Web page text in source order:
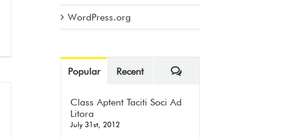
WordPress.org
Popular Recent Comments
Class Aptent Taciti Soci Ad
Litora
July 31st, 2012